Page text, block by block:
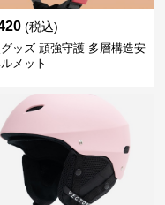
(税込)
ッズ 頑強守護 多層構造安
メット